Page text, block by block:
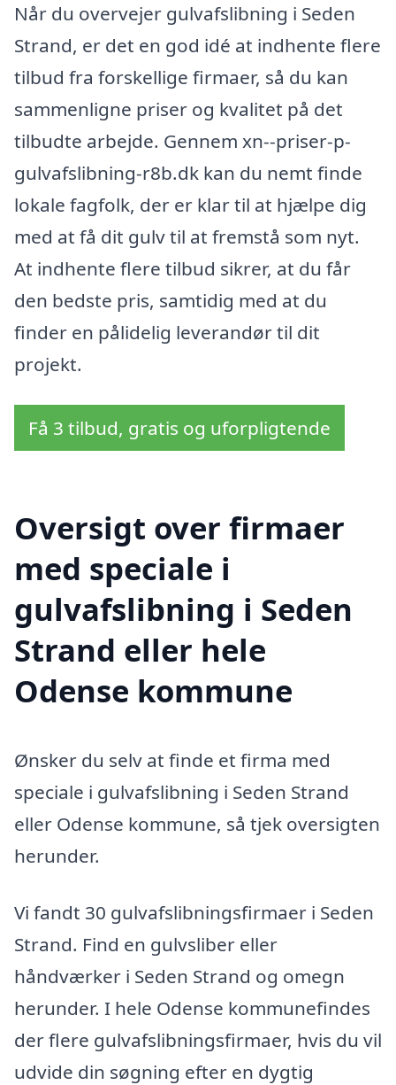
Når du overvejer gulvafslibning i Seden
Strand, er det en god idé at indhente flere
tilbud fra forskellige firmaer, så du kan
sammenligne priser og kvalitet på det
tilbudte arbejde. Gennem xn--priser-p-
gulvafslibning-r8b.dk kan du nemt finde
lokale fagfolk, der er klar til at hjælpe dig
med at få dit gulv til at fremstå som nyt.
At indhente flere tilbud sikrer, at du får
den bedste pris, samtidig med at du
finder en pålidelig leverandør til dit
projekt.
Få 3 tilbud, gratis og uforpligtende
Oversigt over firmaer
med speciale i
gulvafslibning i Seden
Strand eller hele
Odense kommune
Ønsker du selv at finde et firma med
speciale i gulvafslibning i Seden Strand
eller Odense kommune, så tjek oversigten
herunder.
Vi fandt 30 gulvafslibningsfirmaer i Seden
Strand. Find en gulvsliber eller
håndværker i Seden Strand og omegn
herunder. I hele Odense kommunefindes
der flere gulvafslibningsfirmaer, hvis du vil
udvide din søgning efter en dygtig